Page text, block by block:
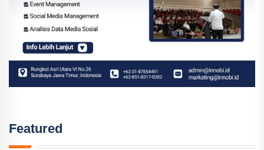
Featured